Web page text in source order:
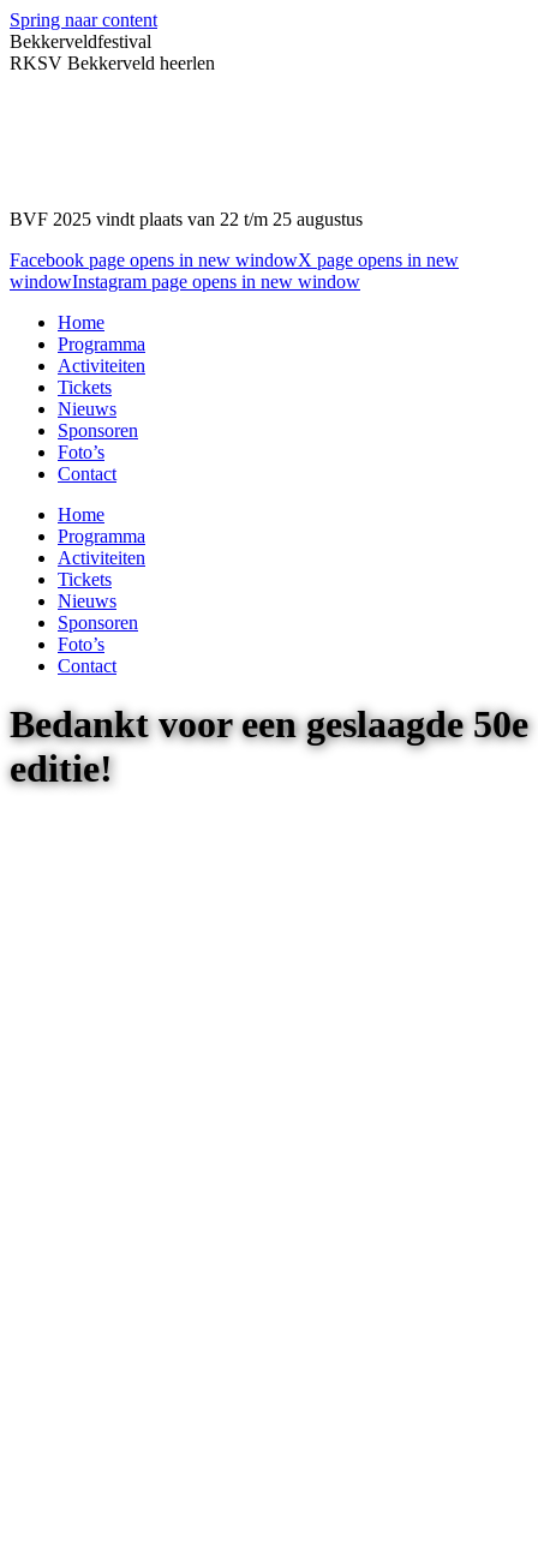
Spring naar content
Bekkerveldfestival
RKSV Bekkerveld heerlen
BVF 2025 vindt plaats van 22 t/m 25 augustus
Facebook page opens in new windowX page opens in new
windowInstagram page opens in new window
Home
Programma
Activiteiten
Tickets
Nieuws
Sponsoren
Foto’s
Contact
Home
Programma
Activiteiten
Tickets
Nieuws
Sponsoren
Foto’s
Contact
Bedankt voor een geslaagde 50e
editie!